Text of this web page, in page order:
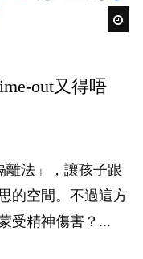
out又得唔
離法」，讓孩子跟
的空間。不過這方
受精神傷害？...